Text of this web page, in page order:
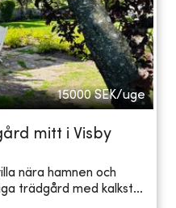
15000 SEK/uge
mitt i Visby
nära hamnen och
trädgård med kalkst...